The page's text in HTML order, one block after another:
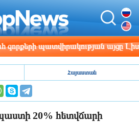
պատվիրակության այցը Լիտվա
Հայաստան
20% հետվճարի